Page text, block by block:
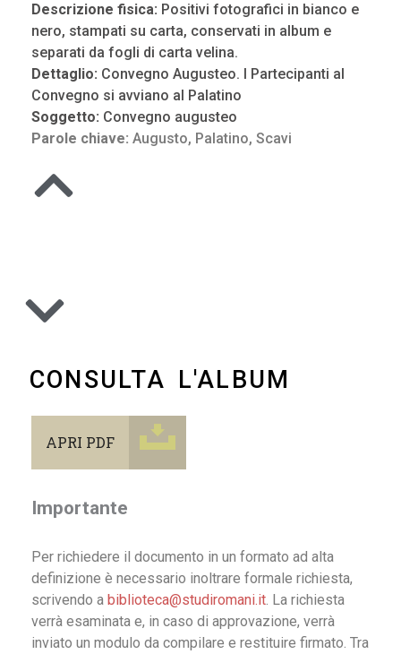
Descrizione fisica: Positivi fotografici in bianco e
nero, stampati su carta, conservati in album e
separati da fogli di carta velina.
Dettaglio: Convegno Augusteo. I Partecipanti al
Convegno si avviano al Palatino
Soggetto: Convegno augusteo
Parole chiave: Augusto, Palatino, Scavi
CONSULTA L'ALBUM
APRI PDF
Importante
Per richiedere il documento in un formato ad alta
definizione è necessario inoltrare formale richiesta,
scrivendo a biblioteca@studiromani.it. La richiesta
verrà esaminata e, in caso di approvazione, verrà
inviato un modulo da compilare e restituire firmato. Tra